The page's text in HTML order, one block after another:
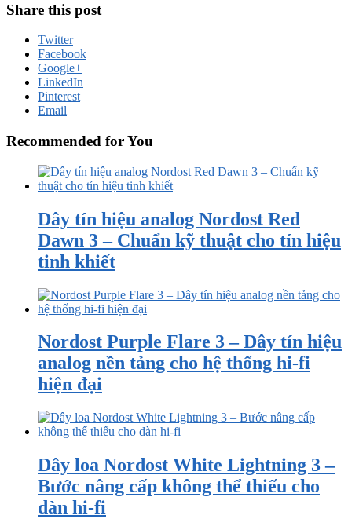
Share this post
Twitter
Facebook
Google+
LinkedIn
Pinterest
Email
Recommended for You
Dây tín hiệu analog Nordost Red
Dawn 3 – Chuẩn kỹ thuật cho tín hiệu
tinh khiết
Nordost Purple Flare 3 – Dây tín hiệu
analog nền tảng cho hệ thống hi-fi
hiện đại
Dây loa Nordost White Lightning 3 –
Bước nâng cấp không thể thiếu cho
dàn hi-fi